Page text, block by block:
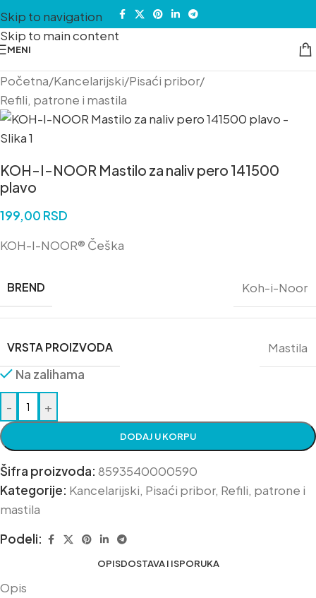
Skip to navigation
Skip to main content
MENI
Početna/Kancelarijski/Pisaći pribor/
Refili, patrone i mastila
KOH-I-NOOR Mastilo za naliv pero 141500
plavo
199,00 RSD
KOH-I-NOOR® Češka
BREND Koh-i-Noor
VRSTA PROIZVODA
Mastila
Na zalihama
- +
DODAJ U KORPU
Šifra proizvoda: 8593540000590
Kategorije: Kancelarijski, Pisaći pribor, Refili, patrone i
mastila
Podeli:
OPISDOSTAVA I ISPORUKA
Opis